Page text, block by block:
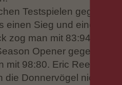
Testspielen gegen
einen Sieg und eine
zog man mit 83:94
Opener gegen
98:80. Eric Reed
Donnervögel nicht